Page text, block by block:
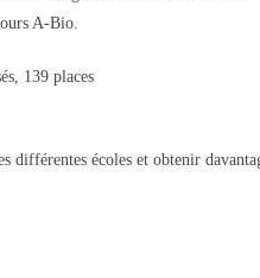
A-Bio.
139 places
différentes écoles et obtenir